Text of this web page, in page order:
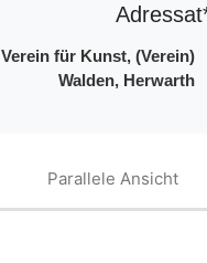
Verein für Kunst, (Verein)
Walden, Herwarth
Parallele Ansicht